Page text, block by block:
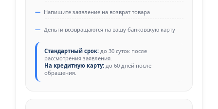
Напишите заявление на возврат товара
Деньги возвращаются на вашу банковскую карту
Стандартный срок:до 30 суток после
рассмотрения заявления.
На кредитную карту:до 60 дней после
обращения.